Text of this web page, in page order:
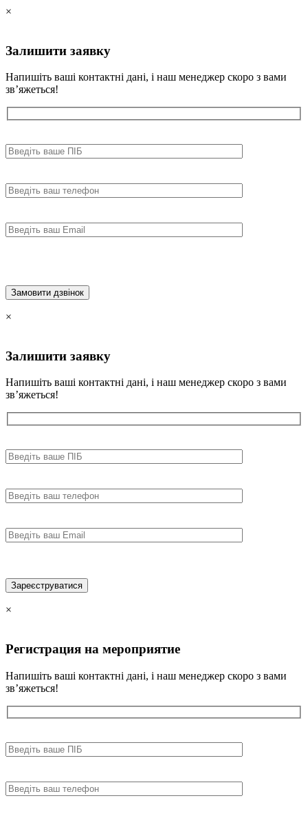
×
Залишити заявку
Напишіть ваші контактні дані, і наш менеджер скоро з вами
зв’яжеться!
×
Залишити заявку
Напишіть ваші контактні дані, і наш менеджер скоро з вами
зв’яжеться!
×
Регистрация на мероприятие
Напишіть ваші контактні дані, і наш менеджер скоро з вами
зв’яжеться!